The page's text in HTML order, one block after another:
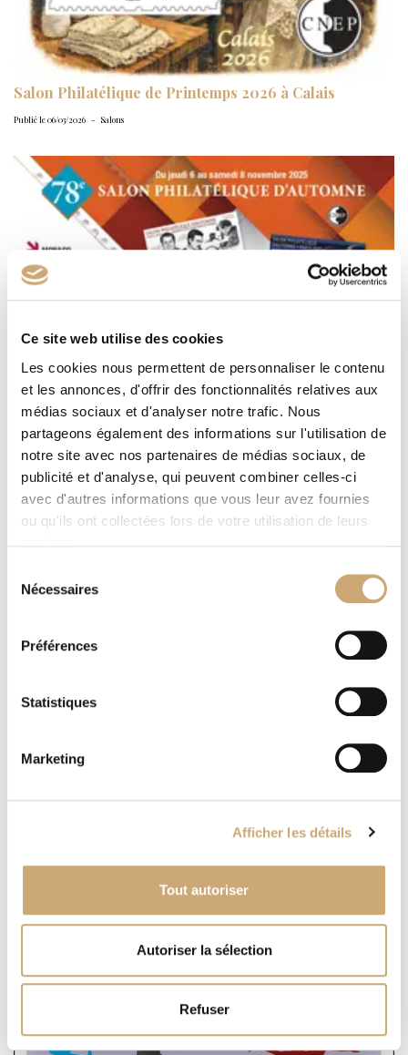
Ce site web utilise des cookies
Les cookies nous permettent de personnaliser le contenu
et les annonces, d'offrir des fonctionnalités relatives aux
médias sociaux et d'analyser notre trafic. Nous
partageons également des informations sur l'utilisation de
notre site avec nos partenaires de médias sociaux, de
publicité et d'analyse, qui peuvent combiner celles-ci
avec d'autres informations que vous leur avez fournies
ou qu'ils ont collectées lors de votre utilisation de leurs
Nécessaires
Préférences
Statistiques
Marketing
Afficher les détails
Tout autoriser
Autoriser la sélection
Refuser
Salon Philatélique de Printemps 2026 à Calais
Publié le 06/03/2026 Salons
78e Salon Philatélique d'Automne 2025
78e Salon Philatélique d'Automne 2025
Bientôt le 77e Salon philatélique d'Automne !
Le 77e Salon philatélique d'Automne aura lieu du 7 au 9 novembre 2024,